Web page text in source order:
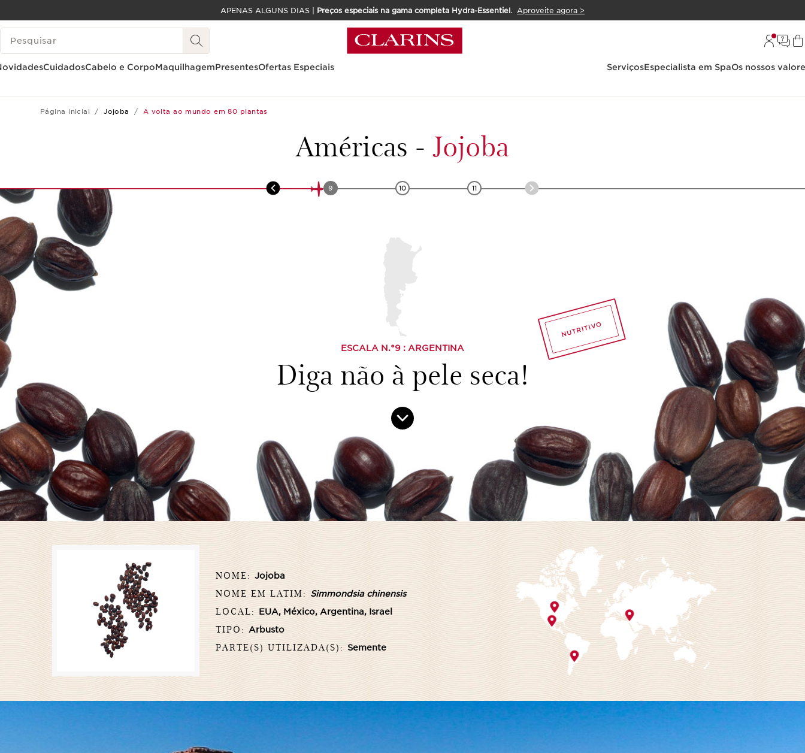
SALTAR PARA O CONTEÚDO
IR PARA O RODAPÉ
APENAS ALGUNS DIAS | Preços especiais na gama completa Hydra-Essentiel. Aproveite agora >
PESQUISAR LEGENDA
CuidadosCabelo e CorpoMaquilhagemPresentesOfertas Especiais ServiçosEspecialista em SpaOs nossos
Página inicial Jojoba A volta ao mundo em 80 plantas
Américas - Jojoba
5 6 7 8 9 10 11
ESCALA N.°9 : ARGENTINA
Diga não à pele seca!
NOME: Jojoba
NOME EM LATIM: Simmondsia chinensis
LOCAL: EUA, México, Argentina, Israel
TIPO: Arbusto
PARTE(S) UTILIZADA(S): Semente